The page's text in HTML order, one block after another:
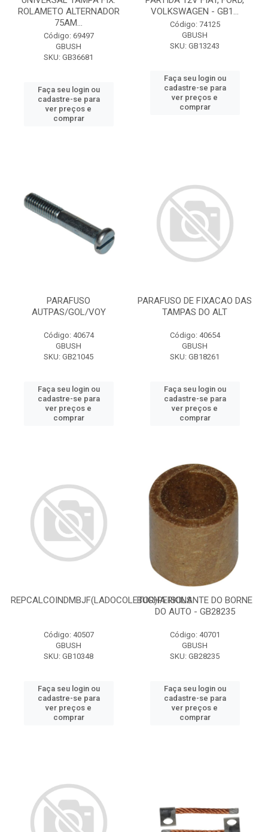
ROLAMETO ALTERNADOR
75AM...
Código: 69497
GBUSH
SKU: GB36681
Faça seu login ou
cadastre-se para
ver preços e
comprar
VOLKSWAGEN - GB1...
Código: 74125
GBUSH
SKU: GB13243
Faça seu login ou
cadastre-se para
ver preços e
comprar
PARAFUSO
AUTPAS/GOL/VOY
Código: 40674
GBUSH
SKU: GB21045
Faça seu login ou
cadastre-se para
ver preços e
comprar
PARAFUSO DE FIXACAO DAS
TAMPAS DO ALT
Código: 40654
GBUSH
SKU: GB18261
Faça seu login ou
cadastre-se para
ver preços e
comprar
REPCALCOINDMBJF(LADOCOLETOR)PERKINS
Código: 40507
GBUSH
SKU: GB10348
Faça seu login ou
cadastre-se para
ver preços e
comprar
BUCHA ISOLANTE DO BORNE
DO AUTO - GB28235
Código: 40701
GBUSH
SKU: GB28235
Faça seu login ou
cadastre-se para
ver preços e
comprar